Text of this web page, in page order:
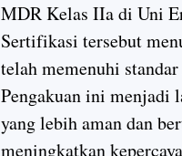
MDR Kelas IIa di Uni
Sertifikasi tersebut
telah memenuhi
Pengakuan ini menjadi
yang lebih aman dan
meningkatkan